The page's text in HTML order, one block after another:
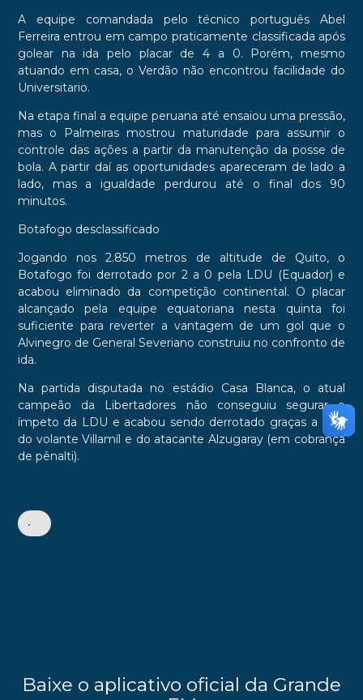
A equipe comandada pelo técnico português Abel
Ferreira entrou em campo praticamente classificada após
golear na ida pelo placar de 4 a 0. Porém, mesmo
atuando em casa, o Verdão não encontrou facilidade do
Universitario.
Na etapa final a equipe peruana até ensaiou uma pressão,
mas o Palmeiras mostrou maturidade para assumir o
controle das ações a partir da manutenção da posse de
bola. A partir daí as oportunidades apareceram de lado a
lado, mas a igualdade perdurou até o final dos 90
minutos.
Botafogo desclassificado
Jogando nos 2.850 metros de altitude de Quito, o
Botafogo foi derrotado por 2 a 0 pela LDU (Equador) e
acabou eliminado da competição continental. O placar
alcançado pela equipe equatoriana nesta quinta foi
suficiente para reverter a vantagem de um gol que o
Alvinegro de General Severiano construiu no confronto de
ida.
Na partida disputada no estádio Casa Blanca, o atual
campeão da Libertadores não conseguiu segurar o
ímpeto da LDU e acabou sendo derrotado graças a gols
do volante Villamíl e do atacante Alzugaray (em cobrança
de pênalti).
•
Baixe o aplicativo oficial da Grande